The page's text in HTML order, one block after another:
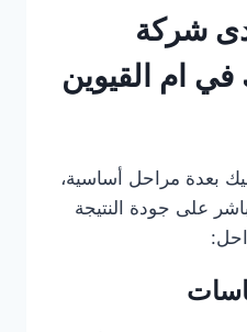
شركة
ام القيوين
بعدة مراحل أساسية،
على جودة النتيجة